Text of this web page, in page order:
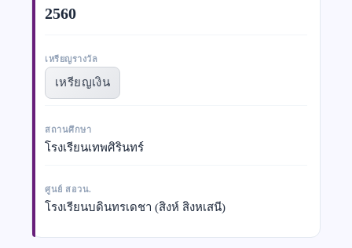
2560
เหรียญรางวัล
เหรียญเงิน
สถานศึกษา
โรงเรียนเทพศิรินทร์
ศูนย์ สอวน.
โรงเรียนบดินทรเดชา (สิงห์ สิงหเสนี)